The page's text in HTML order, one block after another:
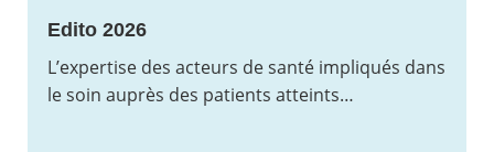
Edito 2026
L’expertise des acteurs de santé impliqués dans
le soin auprès des patients atteints…